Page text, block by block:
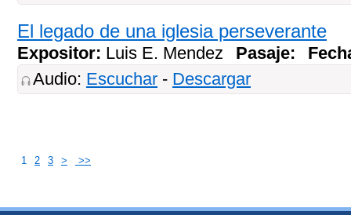
El legado de una iglesia perseverante
Expositor: Luis E. Mendez Pasaje:
Audio: Escuchar - Descargar
1 2 3 > >>